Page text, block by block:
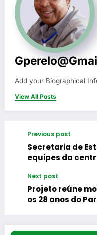
Add your Biographical
View All Posts
Previous post
Secretaria de
equipes da
Next post
Projeto reúne
os 28 anos do